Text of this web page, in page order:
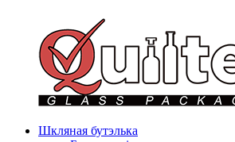
Шкляная бутэлька